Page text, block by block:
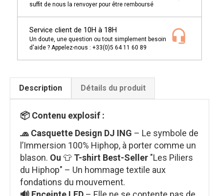
suffit de nous la renvoyer pour être remboursé
Service client de 10H à 18H
Un doute, une question ou tout simplement besoin
d'aide ? Appelez-nous : +33(0)5 64 11 60 89
Description Détails du produit
📦 Contenu explosif :
🧢 Casquette Design DJ ING – Le symbole de
l’Immersion 100% Hiphop, à porter comme un
blason. Ou 👕 T-shirt Best-Seller "Les Piliers
du Hiphop" – Un hommage textile aux
fondations du mouvement.